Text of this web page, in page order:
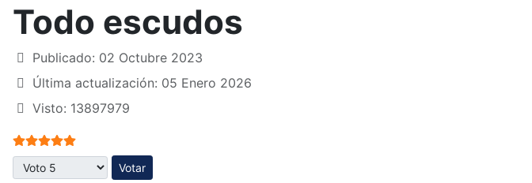
Todo escudos
Publicado: 02 Octubre 2023
Última actualización: 05 Enero 2026
Visto: 13897979
Ratio:5/5
Por favor, vote